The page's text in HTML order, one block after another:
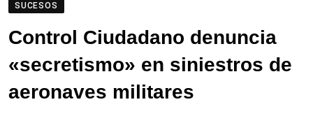
SUCESOS
Control Ciudadano denuncia
«secretismo» en siniestros de
aeronaves militares